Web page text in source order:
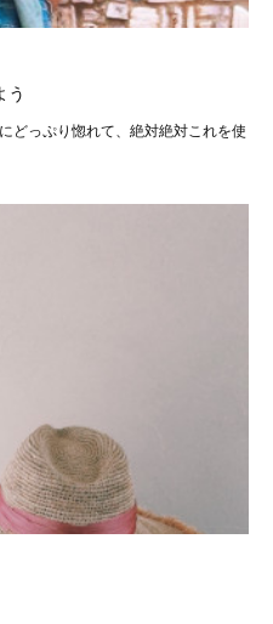
う
どっぷり惚れて、絶対絶対これを使